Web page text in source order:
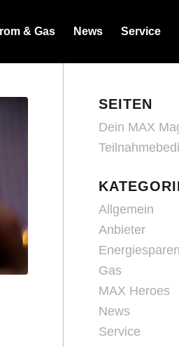
& Gas News Service
SEITEN
Dein MAX
Allgemein
Anbieter
Energiesparen
Gas
MAX Heroes
News
Service